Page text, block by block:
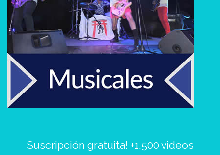
Suscripción gratuita! +1.500 videos